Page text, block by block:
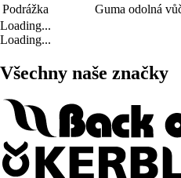
Podrážka
Guma odolná
Loading...
Loading...
Všechny naše značky